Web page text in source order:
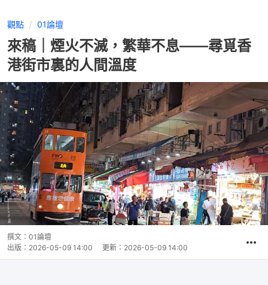
觀點 01論壇
來稿｜煙火不滅，繁華不息——尋覓香
港街市裏的人間溫度
撰文： 01論壇
出版： 2026-05-09 14:00 更新： 2026-05-09 14:00